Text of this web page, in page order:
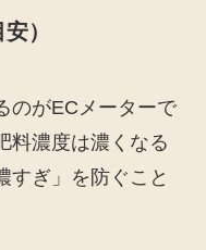
）
のがECメーターで
料濃度は濃くなる
すぎ」を防ぐこと